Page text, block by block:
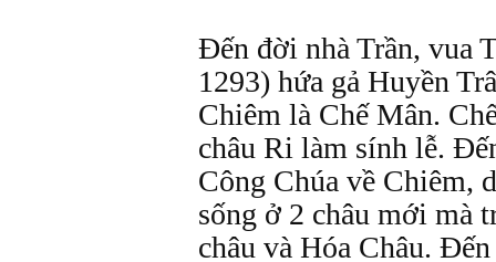
Đến đời nhà Trần, vua
1293) hứa gả Huyền
Chiêm là Chế Mân.
châu Ri làm sính lễ.
Công Chúa về Chiêm,
sống ở 2 châu mới mà
châu và Hóa Châu.